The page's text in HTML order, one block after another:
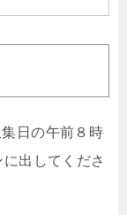
日の午前８時
出してくださ